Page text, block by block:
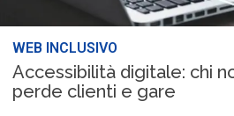
WEB INCLUSIVO
Accessibilità digitale: chi
perde clienti e gare